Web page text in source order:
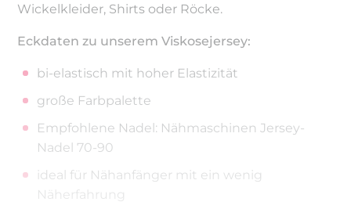
Wickelkleider, Shirts oder Röcke.
Eckdaten zu unserem Viskosejersey:
bi-elastisch mit hoher Elastizität
große Farbpalette
Empfohlene Nadel: Nähmaschinen Jersey-
Nadel 70-90
ideal für Nähanfänger mit ein wenig
Näherfahrung